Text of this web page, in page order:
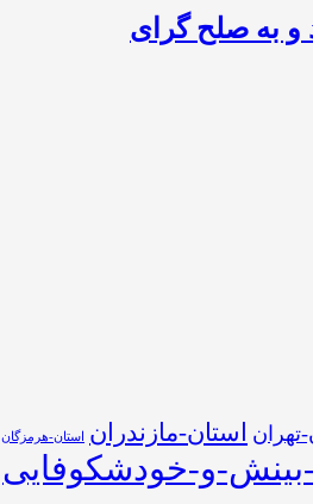
و به صلح گرای
تهران استان-مازندران استان-هرمزگان
بینش-و-خودشکوفایی